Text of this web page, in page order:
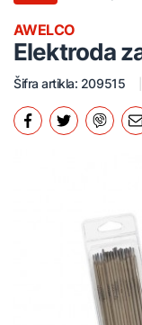
Elektroda
AWELCO
Šifra artikla: 209515